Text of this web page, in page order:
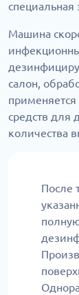
Машина
салон,
средств для
количества
После